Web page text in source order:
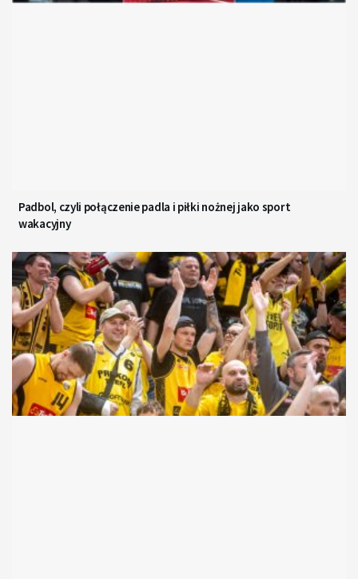
Padbol, czyli połączenie padla i piłki nożnej jako sport
wakacyjny